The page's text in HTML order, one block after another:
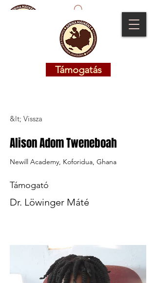
Támogatás
Támogatás
&lt; Vissza
Alison Adom Tweneboah
Newill Academy, Koforidua, Ghana
Támogató
Dr. Löwinger Máté